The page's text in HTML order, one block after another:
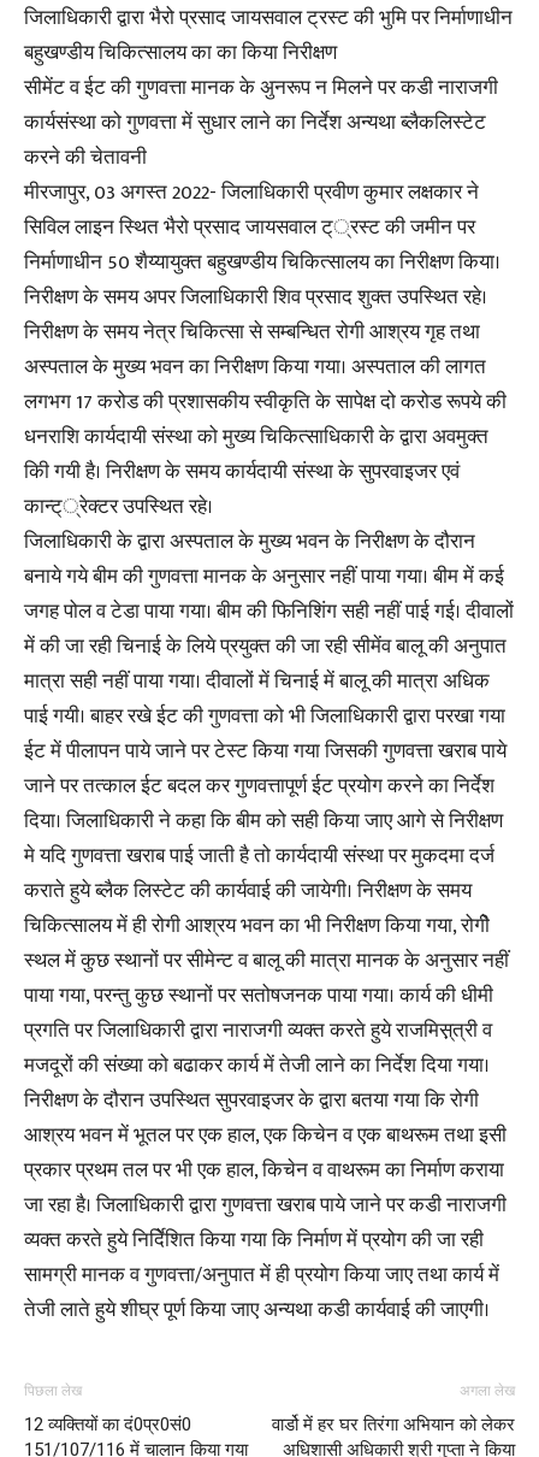
जिलाधिकारी द्वारा भैरो प्रसाद जायसवाल ट्रस्ट की भुमि पर निर्माणाधीन
बहुखण्डीय चिकित्सालय का का किया निरीक्षण
सीमेंट व ईट की गुणवत्ता मानक के अुनरूप न मिलने पर कडी नाराजगी
कार्यसंस्था को गुणवत्ता में सुधार लाने का निर्देश अन्यथा ब्लैकलिस्टेट
करने की चेतावनी
मीरजापुर, 03 अगस्त 2022- जिलाधिकारी प्रवीण कुमार लक्षकार ने
सिविल लाइन स्थित भैरो प्रसाद जायसवाल ट््रस्ट की जमीन पर
निर्माणाधीन 50 शैय्यायुक्त बहुखण्डीय चिकित्सालय का निरीक्षण किया।
निरीक्षण के समय अपर जिलाधिकारी शिव प्रसाद शुक्त उपस्थित रहे।
निरीक्षण के समय नेत्र चिकित्सा से सम्बन्धित रोगी आश्रय गृह तथा
अस्पताल के मुख्य भवन का निरीक्षण किया गया। अस्पताल की लागत
लगभग 17 करोड की प्रशासकीय स्वीकृति के सापेक्ष दो करोड रूपये की
धनराशि कार्यदायी संस्था को मुख्य चिकित्साधिकारी के द्वारा अवमुक्त
कीि गयी है। निरीक्षण के समय कार्यदायी संस्था के सुपरवाइजर एवं
कान्ट््रेक्टर उपस्थित रहे।
जिलाधिकारी के द्वारा अस्पताल के मुख्य भवन के निरीक्षण के दौरान
बनाये गये बीम की गुणवत्ता मानक के अनुसार नहीं पाया गया। बीम में कई
जगह पोल व टेडा पाया गया। बीम की फिनिशिंग सही नहीं पाई गई। दीवालों
में की जा रही चिनाई के लिये प्रयुक्त की जा रही सीमेंव बालू की अनुपात
मात्रा सही नहीं पाया गया। दीवालों में चिनाई में बालू की मात्रा अधिक
पाई गयी। बाहर रखे ईट की गुणवत्ता को भी जिलाधिकारी द्वारा परखा गया
ईट में पीलापन पाये जाने पर टेस्ट किया गया जिसकी गुणवत्ता खराब पाये
जाने पर तत्काल ईट बदल कर गुणवत्तापूर्ण ईट प्रयोग करने का निर्देश
दिया। जिलाधिकारी ने कहा कि बीम को सही किया जाए आगे से निरीक्षण
मे यदि गुणवत्ता खराब पाई जाती है तो कार्यदायी संस्था पर मुकदमा दर्ज
कराते हुये ब्लैक लिस्टेट की कार्यवाई की जायेगी। निरीक्षण के समय
चिकित्सालय में ही रोगी आश्रय भवन का भी निरीक्षण किया गया, रोगीे
स्थल में कुछ स्थानों पर सीमेन्ट व बालू की मात्रा मानक के अनुसार नहीं
पाया गया, परन्तु कुछ स्थानों पर सतोषजनक पाया गया। कार्य की धीमी
प्रगति पर जिलाधिकारी द्वारा नाराजगी व्यक्त करते हुये राजमिस़़्त्री व
मजदूरों की संख्या को बढाकर कार्य में तेजी लाने का निर्देश दिया गया।
निरीक्षण के दौरान उपस्थित सुपरवाइजर के द्वारा बतया गया कि रोगी
आश्रय भवन में भूतल पर एक हाल, एक किचेन व एक बाथरूम तथा इसी
प्रकार प्रथम तल पर भी एक हाल, किचेन व वाथरूम का निर्माण कराया
जा रहा है। जिलाधिकारी द्वारा गुणवत्ता खराब पाये जाने पर कडी नाराजगी
व्यक्त करते हुये निर्दिेशित किया गया कि निर्माण में प्रयोग की जा रही
सामग्री मानक व गुणवत्ता/अनुपात में ही प्रयोग किया जाए तथा कार्य में
तेजी लाते हुये शीघ्र पूर्ण किया जाए अन्यथा कडी कार्यवाई की जाएगी।
पिछला लेख
12 व्यक्तियों का दं0प्र0सं0
151/107/116 में चालान किया गया
अगला लेख
वार्डो में हर घर तिरंगा अभियान को लेकर
अधिशासी अधिकारी श्री गुप्ता ने किया